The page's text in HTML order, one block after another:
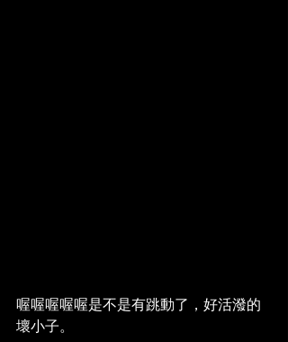
喔喔喔喔喔是不是有跳動了，好活潑的
壞小子。